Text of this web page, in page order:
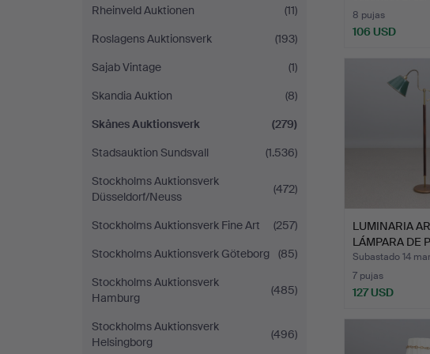
Rheinveld Auktionen
(11)
Roslagens Auktionsverk
(193)
Sajab Vintage
(1)
Skandia Auktion
(8)
Skånes Auktionsverk
(279)
Stadsauktion Sundsvall
(1.536)
Stockholms Auktionsverk
Düsseldorf/Neuss
(472)
Stockholms Auktionsverk Fine Art
(257)
Stockholms Auktionsverk Göteborg
(85)
Stockholms Auktionsverk
Hamburg
(485)
Stockholms Auktionsverk
Helsingborg
(496)
8 pujas
106 USD
LUMINARIA
LÁMPARA DE
Subastado 14
7 pujas
127 USD